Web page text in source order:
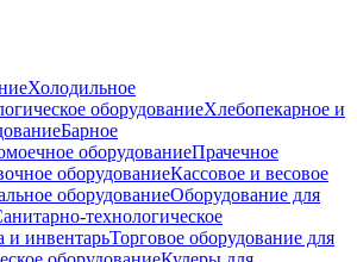
Холодильное
оборудованиеХлебопекарное и
Барное
оборудованиеПрачечное
оборудованиеКассовое и весовое
оборудованиеОборудование для
технологическое
и инвентарьТорговое оборудование для